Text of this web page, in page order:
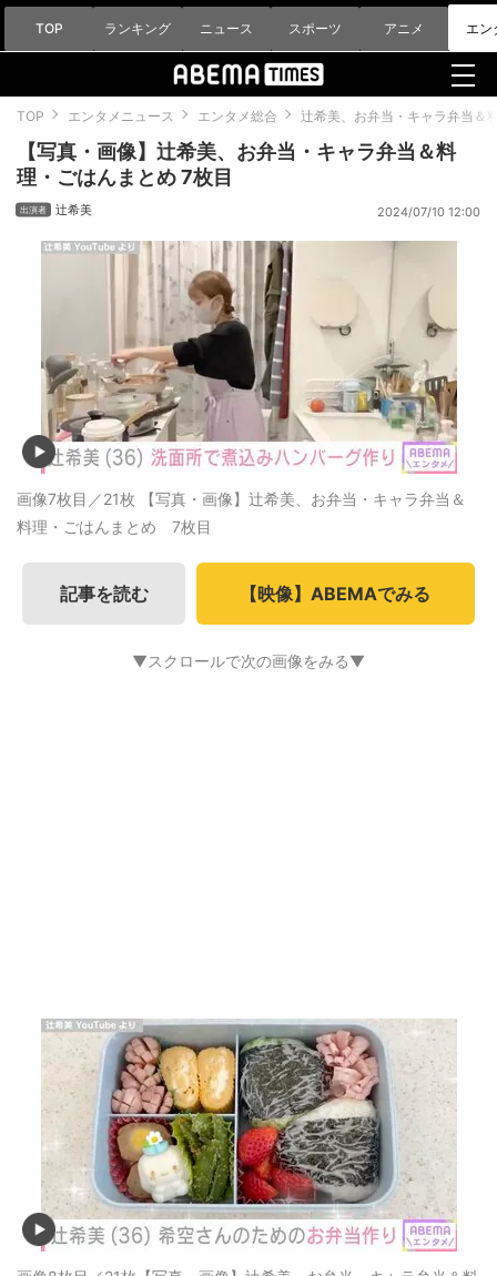
TOP ランキング ニュース スポーツ アニメ エン
TOP エンタメニュース エンタメ総合 辻希美、お弁当・キャラ弁当＆
【写真・画像】辻希美、お弁当・キャラ弁当＆料
理・ごはんまとめ 7枚目
辻希美 2024/07/10 12:00
画像7枚目／21枚 【写真・画像】辻希美、お弁当・キャラ弁当＆
料理・ごはんまとめ 7枚目
記事を読む 【映像】ABEMAでみる
▼スクロールで次の画像をみる▼